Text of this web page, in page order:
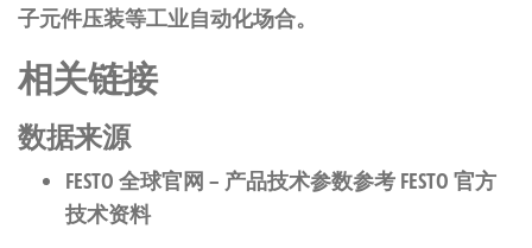
子元件压装等工业自动化场合。
相关链接
数据来源
FESTO 全球官网 – 产品技术参数参考 FESTO 官方
技术资料